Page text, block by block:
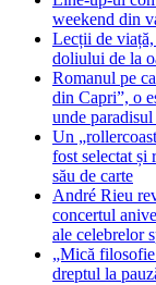
weekend din
Lecții de
doliului de la
Romanul pe
din Capri”, o
unde
Un
fost selectat și
său de carte
André Rieu
concertul
ale celebrelor
„Mică filosofie
dreptul la